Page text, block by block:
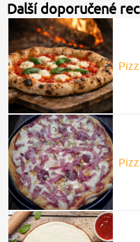
Další doporučené